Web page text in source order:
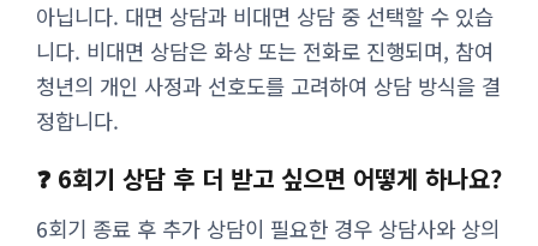
아닙니다. 대면 상담과 비대면 상담 중 선택할 수 있습
니다. 비대면 상담은 화상 또는 전화로 진행되며, 참여
청년의 개인 사정과 선호도를 고려하여 상담 방식을 결
정합니다.
❓ 6회기 상담 후 더 받고 싶으면 어떻게 하나요?
6회기 종료 후 추가 상담이 필요한 경우 상담사와 상의